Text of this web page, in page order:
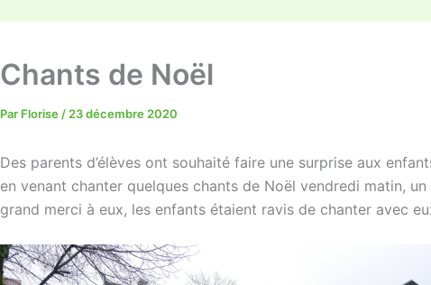
Chants de Noël
Par Florise / 23 décembre 2020
Des parents d’élèves ont souhaité faire une surprise aux
en venant chanter quelques chants de Noël vendredi matin, un
grand merci à eux, les enfants étaient ravis de chanter avec